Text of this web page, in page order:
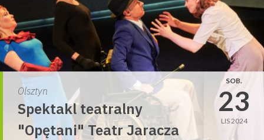
Olsztyn
Spektakl teatralny
"Opętani" Teatr Jaracza
SOB.
23
LIS 2024